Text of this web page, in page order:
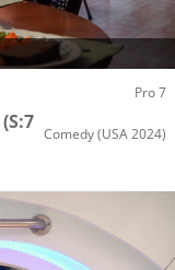
Pro 7
(S:7
Comedy(USA 2024)